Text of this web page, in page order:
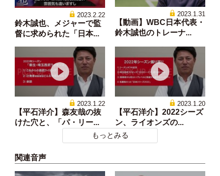
2023.2.22
鈴木誠也、メジャーで監
督に求められた「日本...
2023.1.31
【動画】WBC日本代表・
鈴木誠也のトレーナ...
2023.1.22
【平石洋介】森友哉の抜
けた穴と、「パ・リー...
2023.1.20
【平石洋介】2022シーズ
ン、ライオンズの...
もっとみる
関連音声